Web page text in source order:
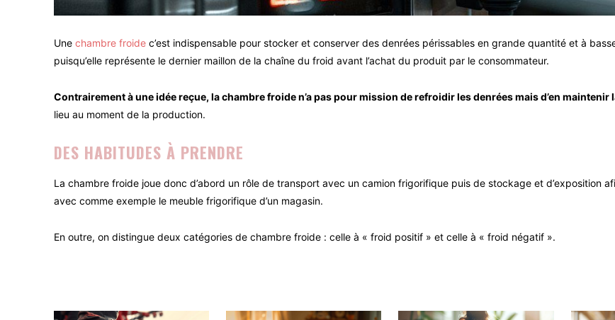
Une chambre froide c’est indispensable pour stocker et conserver des denrées périssables en grande quantité et à
puisqu’elle représente le dernier maillon de la chaîne du froid avant l’achat du produit par le consommateur.
Contrairement à une idée reçue, la chambre froide n’a pas pour mission de refroidir les denrées mais d’en maintenir
lieu au moment de la production.
DES HABITUDES À PRENDRE
La chambre froide joue donc d’abord un rôle de transport avec un camion frigorifique puis de stockage et d’exposition
avec comme exemple le meuble frigorifique d’un magasin.
En outre, on distingue deux catégories de chambre froide : celle à « froid positif » et celle à « froid négatif ».